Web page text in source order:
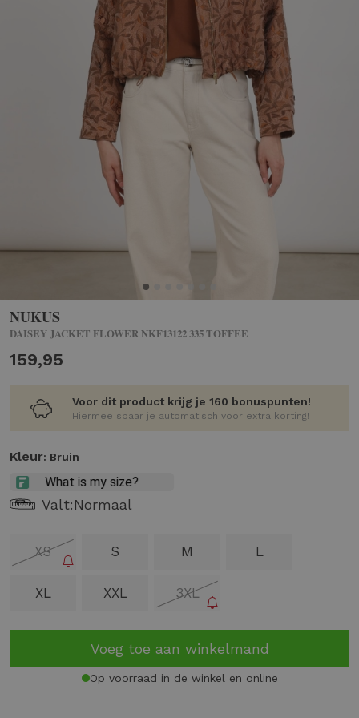
NUKUS
DAISEY JACKET FLOWER NKF13122 335 TOFFEE
159,95
Voor dit product krijg je 160 bonuspunten!
Hiermee spaar je automatisch voor extra korting!
Kleur: Bruin
Valt:Normaal
XS S M L
XL XXL 3XL
Voeg toe aan winkelmand
Op voorraad in de winkel en online